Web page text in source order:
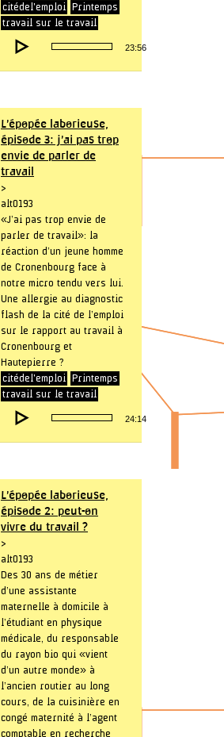
citédel'emploi
Printemps
travail sur le travail
Lecteur
audio
23:56
L’épopée laborieuse,
épisode 3: j’ai pas trop
envie de parler de
travail
>
alt0193
« J’ai pas trop envie de
parler de travail »: la
réaction d’un jeune homme
de Cronenbourg face à
notre micro tendu vers lui.
Une allergie au diagnostic
flash de la cité de l’emploi
sur le rapport au travail à
Cronenbourg et
Hautepierre ?
citédel'emploi
Printemps
travail sur le travail
Lecteur
audio
24:14
L’épopée laborieuse,
épisode 2: peut-on
vivre du travail ?
>
alt0193
Des 30 ans de métier
d’une assistante
maternelle à domicile à
l’étudiant en physique
médicale, du responsable
du rayon bio qui « vient
d’un autre monde » à
l’ancien routier au long
cours, de la cuisinière en
congé maternité à l’agent
comptable en recherche